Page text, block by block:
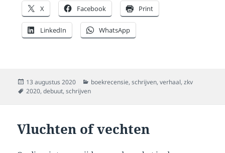
X Facebook Print
LinkedIn WhatsApp
Geplaatst
op
13 augustus 2020 Categorieën
boekrecensie,schrijven,verhaal,zkv
Tags
2020,debuut,schrijven
Vluchten of vechten